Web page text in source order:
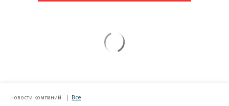
Новости компаний Все